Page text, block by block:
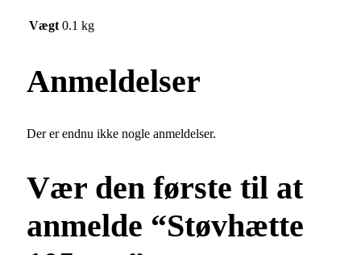
Vægt 0.1 kg
Anmeldelser
Der er endnu ikke nogle anmeldelser.
Vær den første til at
anmelde “Støvhætte